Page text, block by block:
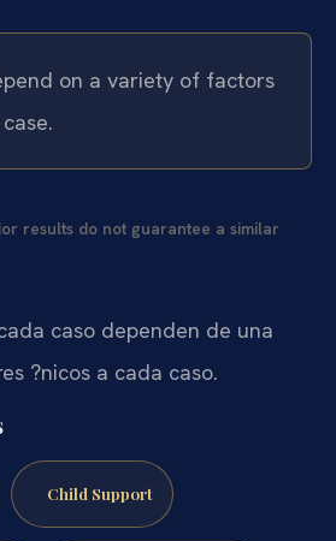
on a variety of factors
results do not guarantee a similar
caso dependen de una
?nicos a cada caso.
Child Support